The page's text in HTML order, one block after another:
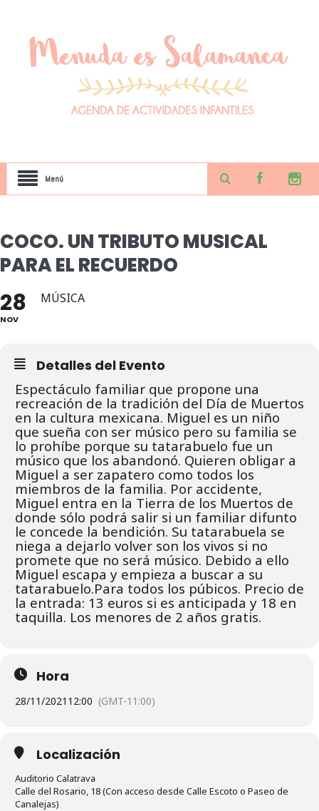
Menú
COCO. UN TRIBUTO MUSICAL
PARA EL RECUERDO
28
NOV
MÚSICA
Detalles del Evento
Espectáculo familiar que propone una
recreación de la tradición del Día de Muertos
en la cultura mexicana. Miguel es un niño
que sueña con ser músico pero su familia se
lo prohíbe porque su tatarabuelo fue un
músico que los abandonó. Quieren obligar a
Miguel a ser zapatero como todos los
miembros de la familia. Por accidente,
Miguel entra en la Tierra de los Muertos de
donde sólo podrá salir si un familiar difunto
le concede la bendición. Su tatarabuela se
niega a dejarlo volver son los vivos si no
promete que no será músico. Debido a ello
Miguel escapa y empieza a buscar a su
tatarabuelo.Para todos los púbicos. Precio de
la entrada: 13 euros si es anticipada y 18 en
taquilla. Los menores de 2 años gratis.
Hora
28/11/2021 12:00 (GMT-11:00)
Localización
Auditorio Calatrava
Calle del Rosario, 18 (Con acceso desde Calle Escoto o Paseo de
Canalejas)